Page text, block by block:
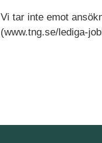
Vi tar inte emot
(www.tng.se/lediga-